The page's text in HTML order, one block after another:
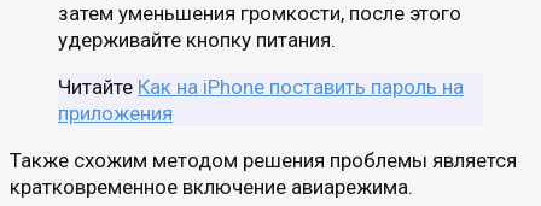
затем уменьшения громкости, после этого
удерживайте кнопку питания.
Читайте Как на iPhone поставить пароль на
приложения
Также схожим методом решения проблемы является
кратковременное включение авиарежима.